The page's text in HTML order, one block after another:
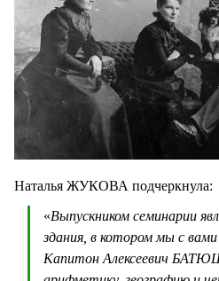
Наталья ЖУКОВА подчеркнула:
«Выпускником семинарии
здания, в котором мы с вами
Капитон Алексеевич